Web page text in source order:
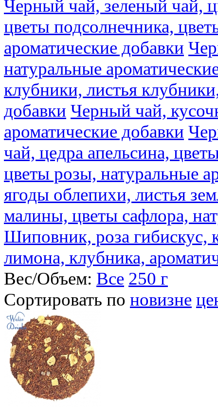
Черный чай, зеленый чай,
цветы подсолнечника,
ароматические добавки
натуральные
клубники, листья
добавки Черный чай,
ароматические добавки
чай, цедра апельсина,
цветы розы, натуральные
ягоды облепихи, листья
малины, цветы сафлора,
Шиповник, роза гибискус,
лимона, клубника,
Вес/Объем: Все 250 г
Сортировать по новизне